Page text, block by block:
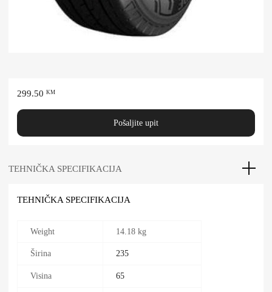
299.50 KM
Pošaljite upit
TEHNIČKA SPECIFIKACIJA
TEHNIČKA SPECIFIKACIJA
Weight 14.18 kg
Širina 235
Visina 65